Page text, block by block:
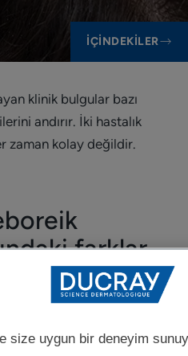
İÇINDEKILER
klinik bulgular bazı
andırır. İki hastalık
zaman kolay değildir.
farklar
çocukluk dönemi
ortaya çıkabilir.
size uygun bir deneyim